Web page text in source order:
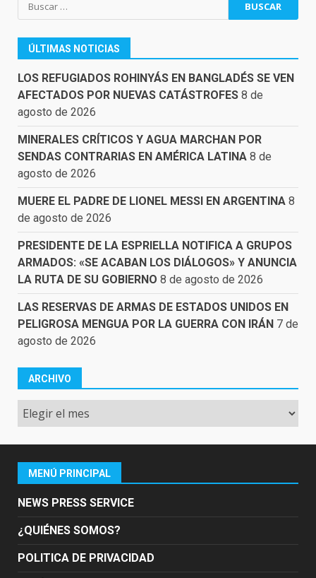
ÚLTIMAS NOTICIAS
LOS REFUGIADOS ROHINYÁS EN BANGLADÉS SE VEN
AFECTADOS POR NUEVAS CATÁSTROFES 8 de
agosto de 2026
MINERALES CRÍTICOS Y AGUA MARCHAN POR
SENDAS CONTRARIAS EN AMÉRICA LATINA 8 de
agosto de 2026
MUERE EL PADRE DE LIONEL MESSI EN ARGENTINA 8
de agosto de 2026
PRESIDENTE DE LA ESPRIELLA NOTIFICA A GRUPOS
ARMADOS: «SE ACABAN LOS DIÁLOGOS» Y ANUNCIA
LA RUTA DE SU GOBIERNO 8 de agosto de 2026
LAS RESERVAS DE ARMAS DE ESTADOS UNIDOS EN
PELIGROSA MENGUA POR LA GUERRA CON IRÁN 7 de
agosto de 2026
ARCHIVO
Archivo
MENÚ PRINCIPAL
NEWS PRESS SERVICE
¿QUIÉNES SOMOS?
POLITICA DE PRIVACIDAD